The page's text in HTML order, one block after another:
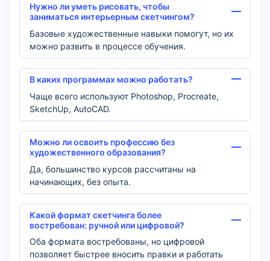
Нужно ли уметь рисовать, чтобы
заниматься интерьерным скетчингом?
Базовые художественные навыки помогут, но их
можно развить в процессе обучения.
В каких программах можно работать?
Чаще всего используют Photoshop, Procreate,
SketchUp, AutoCAD.
Можно ли освоить профессию без
художественного образования?
Да, большинство курсов рассчитаны на
начинающих, без опыта.
Какой формат скетчинга более
востребован: ручной или цифровой?
Оба формата востребованы, но цифровой
позволяет быстрее вносить правки и работать